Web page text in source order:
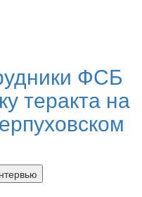
ФСБ
теракта на